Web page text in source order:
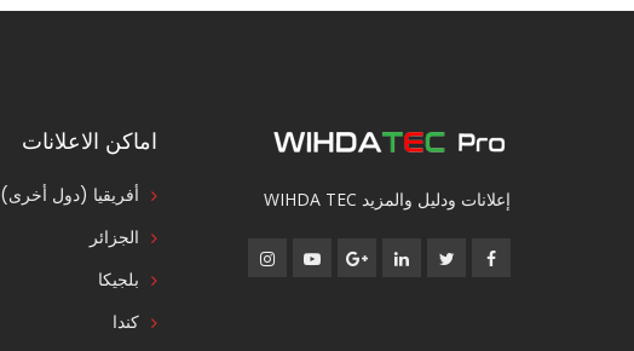
إعلانات ودليل والمزيد WIHDA TEC
اماكن الاعلانات
أفريقيا (دول أخرى)
الجزائر
بلجيكا
كندا